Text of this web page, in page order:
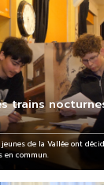
trains
de la Vallée ont
en commun.